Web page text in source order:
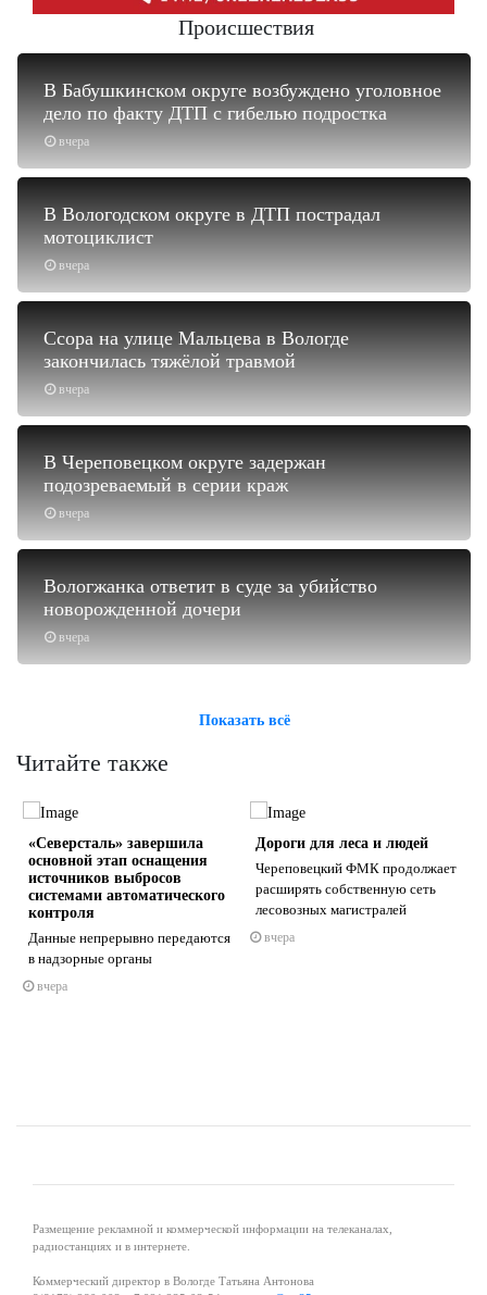
Происшествия
вчера
В Бабушкинском округе возбуждено уголовное
дело по факту ДТП с гибелью подростка
вчера
В Вологодском округе в ДТП пострадал
мотоциклист
вчера
Ссора на улице Мальцева в Вологде
закончилась тяжёлой травмой
вчера
В Череповецком округе задержан
подозреваемый в серии краж
вчера
Вологжанка ответит в суде за убийство
новорожденной дочери
Показать всё
Читайте также
«Северсталь» завершила
основной этап оснащения
источников выбросов
системами автоматического
контроля
Данные непрерывно передаются
в надзорные органы
вчера
Дороги для леса и людей
Череповецкий ФМК продолжает
расширять собственную сеть
лесовозных магистралей
вчера
Размещение рекламной и коммерческой информации на телеканалах,
радиостанциях и в интернете.
Коммерческий директор в Вологде Татьяна Антонова